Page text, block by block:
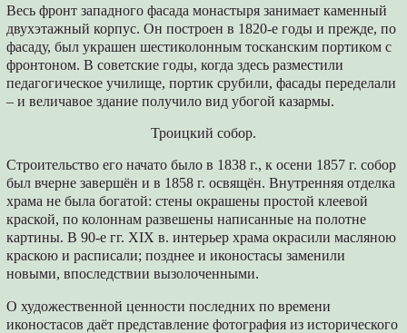
Весь фронт западного фасада монастыря занимает каменный
двухэтажный корпус. Он построен в 1820-е годы и прежде, по
фасаду, был украшен шестиколонным тосканским портиком с
фронтоном. В советские годы, когда здесь разместили
педагогическое училище, портик срубили, фасады переделали
– и величавое здание получило вид убогой казармы.
Троицкий собор.
Строительство его начато было в 1838 г., к осени 1857 г. собор
был вчерне завершён и в 1858 г. освящён. Внутренняя отделка
храма не была богатой: стены окрашены простой клеевой
краской, по колоннам развешены написанные на полотне
картины. В 90-е гг. XIX в. интерьер храма окрасили масляною
краскою и расписали; позднее и иконостасы заменили
новыми, впоследствии вызолоченными.
О художественной ценности последних по времени
иконостасов даёт представление фотография из исторического